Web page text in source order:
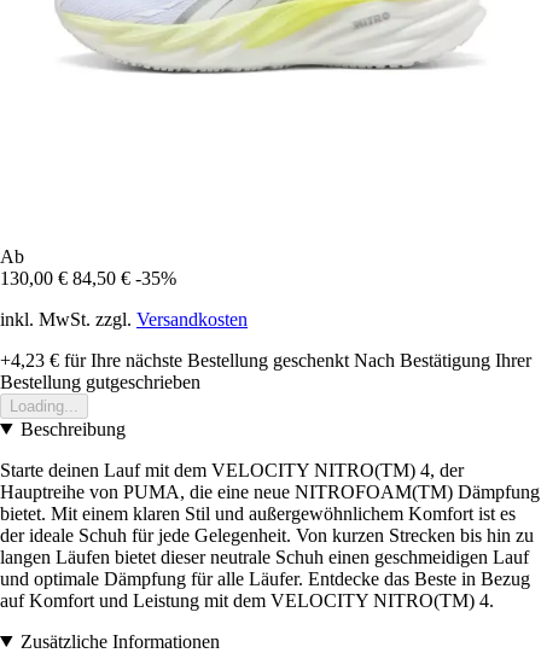
Ab
130,00 € 84,50 € -35%
inkl. MwSt. zzgl. Versandkosten
+4,23 € für Ihre nächste Bestellung geschenkt Nach Bestätigung Ihrer
Bestellung gutgeschrieben
Loading...
Beschreibung
Starte deinen Lauf mit dem VELOCITY NITRO(TM) 4, der
Hauptreihe von PUMA, die eine neue NITROFOAM(TM) Dämpfung
bietet. Mit einem klaren Stil und außergewöhnlichem Komfort ist es
der ideale Schuh für jede Gelegenheit. Von kurzen Strecken bis hin zu
langen Läufen bietet dieser neutrale Schuh einen geschmeidigen Lauf
und optimale Dämpfung für alle Läufer. Entdecke das Beste in Bezug
auf Komfort und Leistung mit dem VELOCITY NITRO(TM) 4.
Zusätzliche Informationen